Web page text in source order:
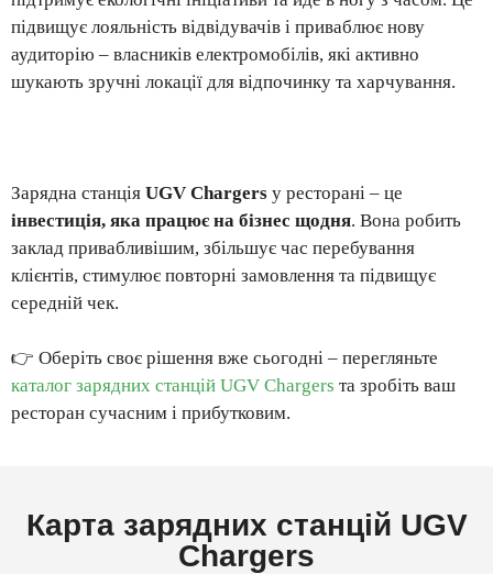
підвищує лояльність відвідувачів і приваблює нову
аудиторію – власників електромобілів, які активно
шукають зручні локації для відпочинку та харчування.
Зарядна станція UGV Chargers у ресторані – це
інвестиція, яка працює на бізнес щодня. Вона робить
заклад привабливішим, збільшує час перебування
клієнтів, стимулює повторні замовлення та підвищує
середній чек.
👉 Оберіть своє рішення вже сьогодні – перегляньте
каталог зарядних станцій UGV Chargers та зробіть ваш
ресторан сучасним і прибутковим.
Карта зарядних станцій UGV
Chargers